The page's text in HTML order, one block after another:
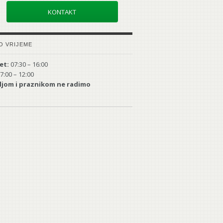
KONTAKT
VRIJEME
07:30 – 16:00
– 12:00
i praznikom ne radimo